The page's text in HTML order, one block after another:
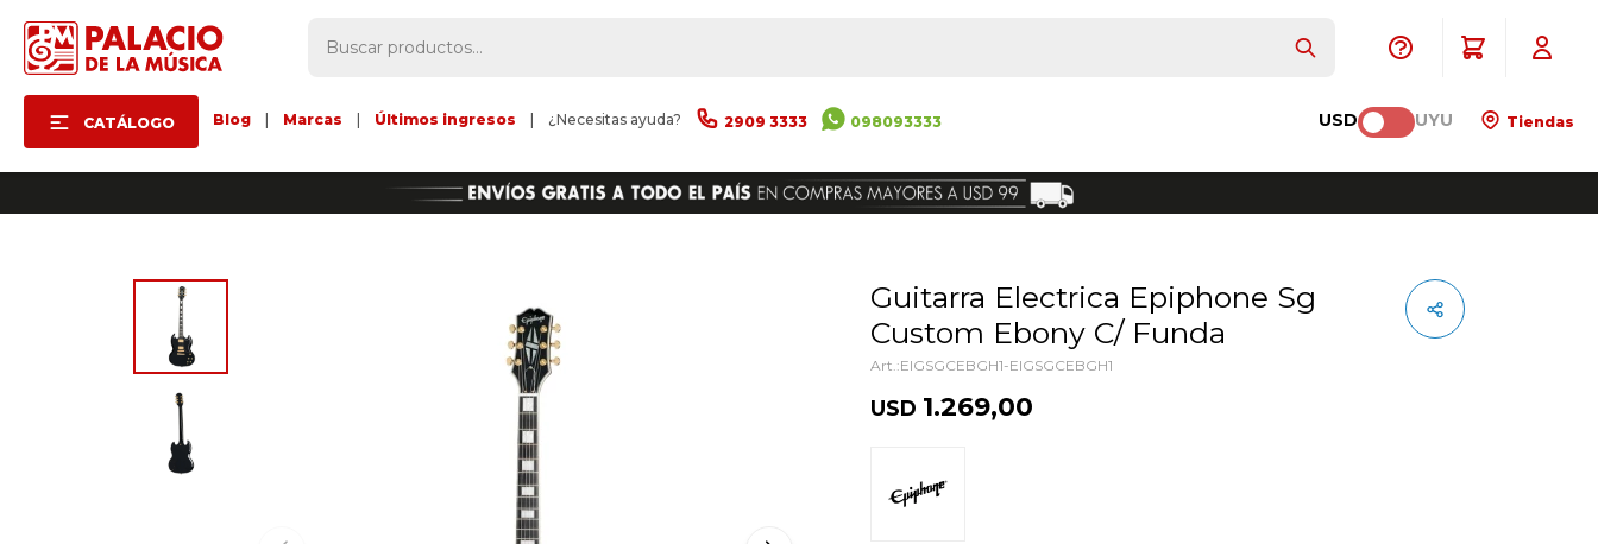
CATÁLOGO Blog Marcas Últimos ingresos ¿Necesitas ayuda? 2909 3333 098093333 USD UYU Tiendas
Guitarra Electrica Epiphone Sg
Custom Ebony C/ Funda
EIGSGCEBGH1-EIGSGCEBGH1
USD 1.269,00